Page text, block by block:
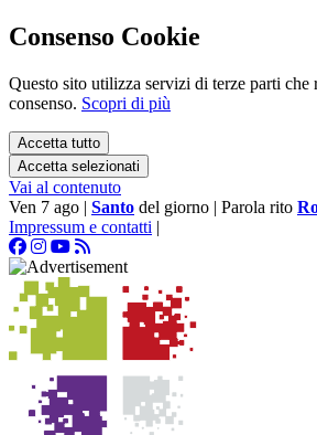
Consenso Cookie
Questo sito utilizza servizi di terze parti
consenso. Scopri di più
Accetta tutto
Accetta selezionati
Vai al contenuto
Ven 7 ago | Santo del giorno | Parola rito
Impressum e contatti |